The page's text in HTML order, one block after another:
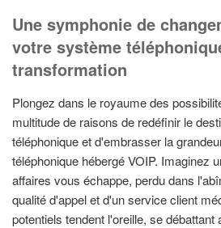
Une symphonie de
votre système
transformation
Plongez dans le royaume des
multitude de raisons de redéfinir le
téléphonique et d'embrasser la
téléphonique hébergé VOIP. Imaginez
affaires vous échappe, perdu dans
qualité d'appel et d'un service client
potentiels tendent l'oreille, se